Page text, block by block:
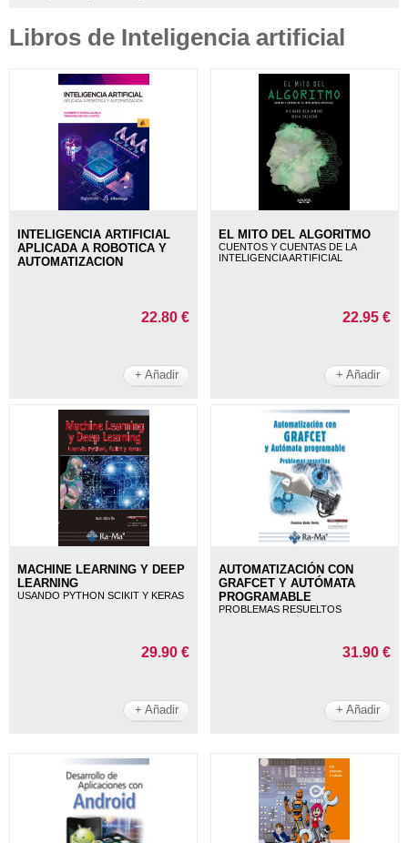
Libros de Inteligencia artificial
INTELIGENCIA ARTIFICIAL
APLICADA A ROBOTICA Y
AUTOMATIZACION
22.80 €
+ Añadir
EL MITO DEL ALGORITMO
CUENTOS Y CUENTAS DE LA
INTELIGENCIA ARTIFICIAL
22.95 €
+ Añadir
MACHINE LEARNING Y DEEP
LEARNING
USANDO PYTHON SCIKIT Y KERAS
29.90 €
+ Añadir
AUTOMATIZACIÓN CON
GRAFCET Y AUTÓMATA
PROGRAMABLE
PROBLEMAS RESUELTOS
31.90 €
+ Añadir